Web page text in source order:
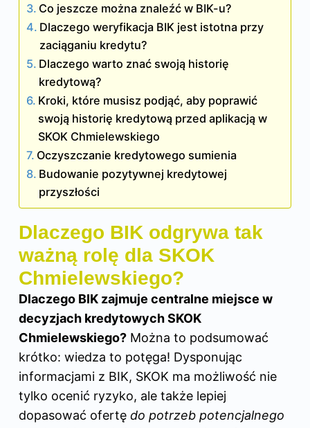
Co jeszcze można znaleźć w BIK-u?
Dlaczego weryfikacja BIK jest istotna przy
zaciąganiu kredytu?
Dlaczego warto znać swoją historię
kredytową?
Kroki, które musisz podjąć, aby poprawić
swoją historię kredytową przed aplikacją w
SKOK Chmielewskiego
Oczyszczanie kredytowego sumienia
Budowanie pozytywnej kredytowej
przyszłości
Dlaczego BIK odgrywa tak
ważną rolę dla SKOK
Chmielewskiego?
Dlaczego BIK zajmuje centralne miejsce w
decyzjach kredytowych SKOK
Chmielewskiego? Można to podsumować
krótko: wiedza to potęga! Dysponując
informacjami z BIK, SKOK ma możliwość nie
tylko ocenić ryzyko, ale także lepiej
dopasować ofertę do potrzeb potencjalnego